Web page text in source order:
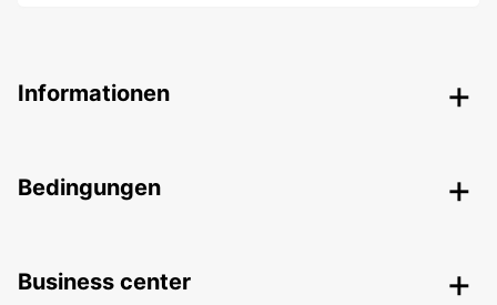
Informationen
Bedingungen
Business center